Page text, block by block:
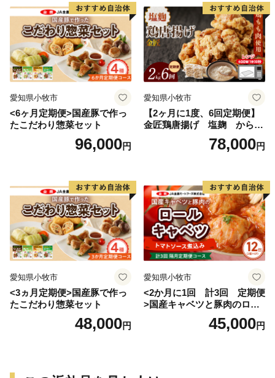
愛知県小牧市
<6ヶ月定期便>国産豚で作っ
たこだわり惣菜セット
96,000円
愛知県小牧市
【2ヶ月に1度、6回定期便】
金匠鶏唐揚げ 塩麹 からあ
78,000円
愛知県小牧市
<3ヵ月定期便>国産豚で作っ
たこだわり惣菜セット
48,000円
愛知県小牧市
<2か月に1回 計3回 定期便
>国産キャベツと豚肉のロー
ルキャベツ（6P入り）
45,000円